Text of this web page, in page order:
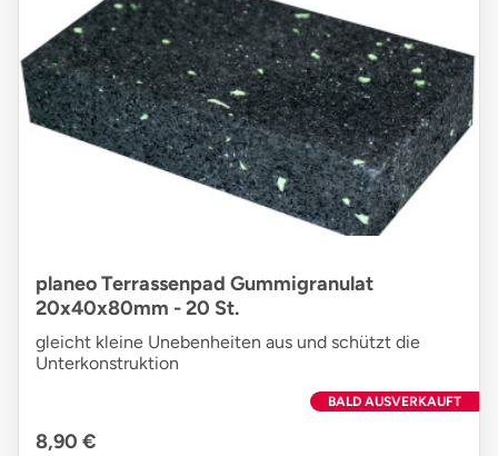
planeo Terrassenpad Gummigranulat
20x40x80mm - 20 St.
gleicht kleine Unebenheiten aus und schützt die
Unterkonstruktion
BALD AUSVERKAUFT
8,90 €